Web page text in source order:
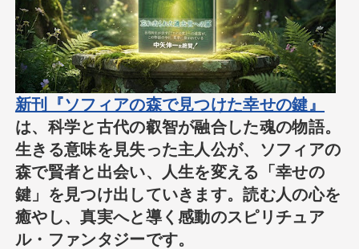
新刊『ソフィアの森で見つけた幸せの鍵』
は、科学と古代の叡智が融合した魂の物語。
生きる意味を見失った主人公が、ソフィアの
森で賢者と出会い、人生を変える「幸せの
鍵」を見つけ出していきます。読む人の心を
癒やし、真実へと導く感動のスピリチュア
ル・ファンタジーです。